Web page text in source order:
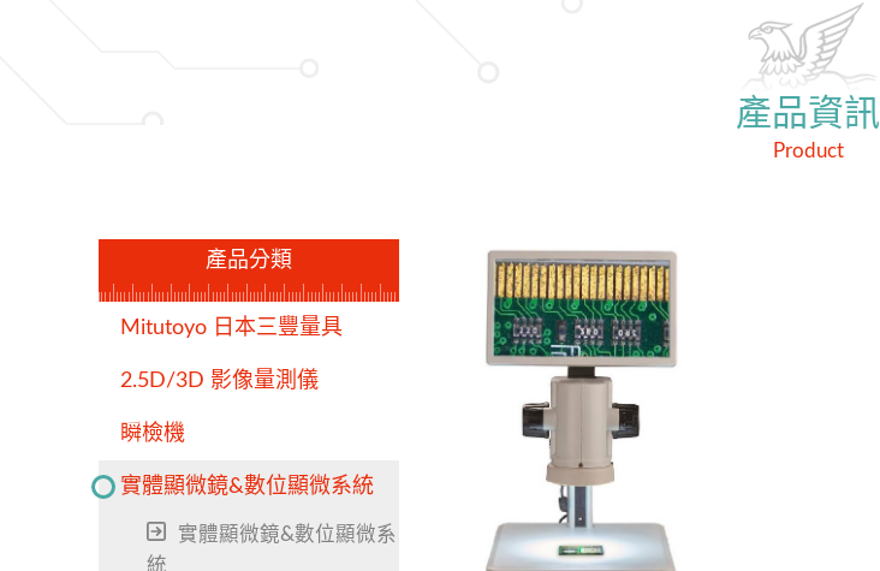
產品資訊
Product
產品分類
Mitutoyo 日本三豐量具
2.5D/3D 影像量測儀
瞬檢機
實體顯微鏡&數位顯微系統
實體顯微鏡&數位顯微系
統